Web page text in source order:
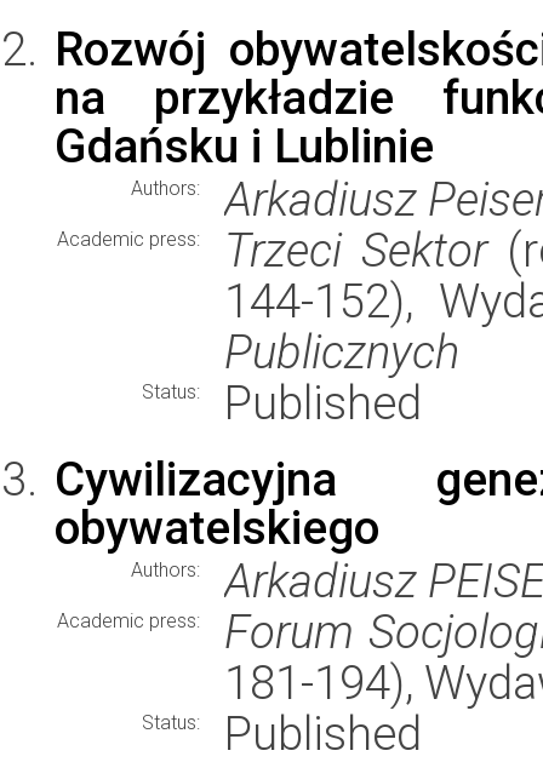
Rozwój
na przykładzie
Gdańsku i Lublinie
Authors: Arkadiusz
Academic press: Trzeci Sektor
144-152),
Publicznych
Status:
Published
Cywilizacyjna
obywatelskiego
Authors: Arkadiusz
Academic press:
Forum
181-194),
Status:
Published